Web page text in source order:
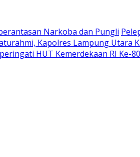
Narkoba dan Pungli
Kapolres Lampung Utara
HUT Kemerdekaan RI Ke-80